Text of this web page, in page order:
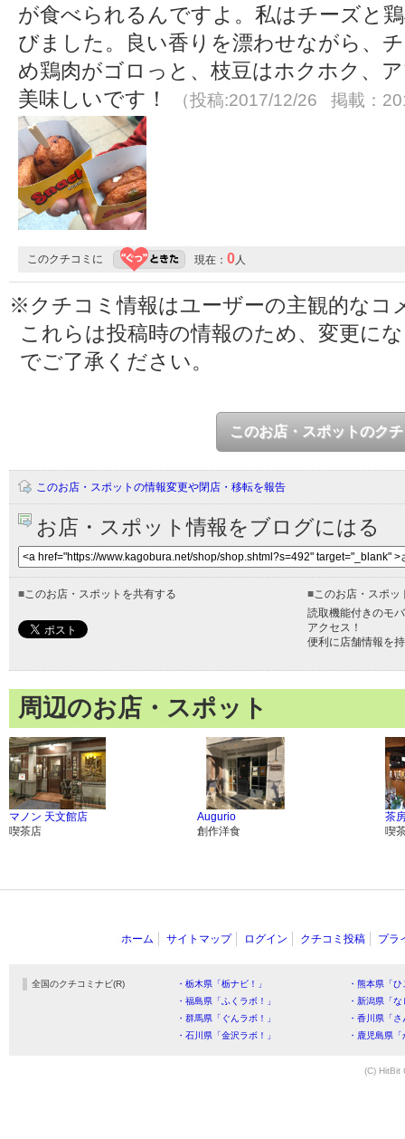
が食べられるんですよ。私はチーズと
びました。良い香りを漂わせながら、
め鶏肉がゴロっと、枝豆はホクホク、
美味しいです！
（投稿:2017/12/26 掲載：
このクチコミに 現在： 0人
※クチコミ情報はユーザーの主観的なコ
これらは投稿時の情報のため、変更に
でご了承ください。
このお店・スポットのク
このお店・スポットの情報変更や閉店・移転を報告
お店・スポット情報をブログにはる
■このお店・スポットを共有する ■このお店・スポッ
読取機能付きのモ
アクセス！
便利に店舗情報を
周辺のお店・スポット
マノン 天文館店
喫茶店
Augurio
創作洋食
茶
喫
ホーム サイトマップ ログイン クチコミ投稿 プラ
全国のクチコミナビ(R) ・栃木県「栃ナビ！」
・熊本県「
・福島県「ふくラボ！」
・新潟県「
・群馬県「ぐんラボ！」
・香川県「
・石川県「金沢ラボ！」
・鹿児島県
(C) HitBit